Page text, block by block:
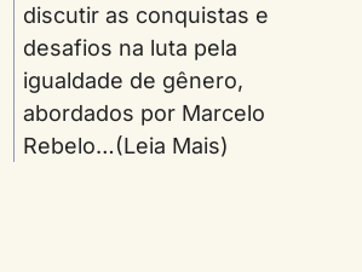
discutir as conquistas e
desafios na luta pela
igualdade de gênero,
abordados por Marcelo
Rebelo…(Leia Mais)